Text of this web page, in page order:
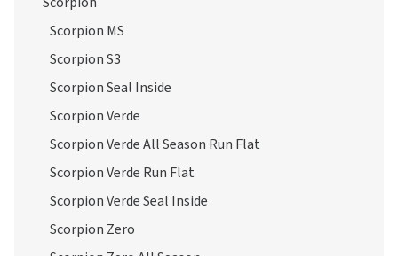
Scorpion MS
Scorpion S3
Scorpion Seal Inside
Scorpion Verde
Scorpion Verde All Season Run Flat
Scorpion Verde Run Flat
Scorpion Verde Seal Inside
Scorpion Zero